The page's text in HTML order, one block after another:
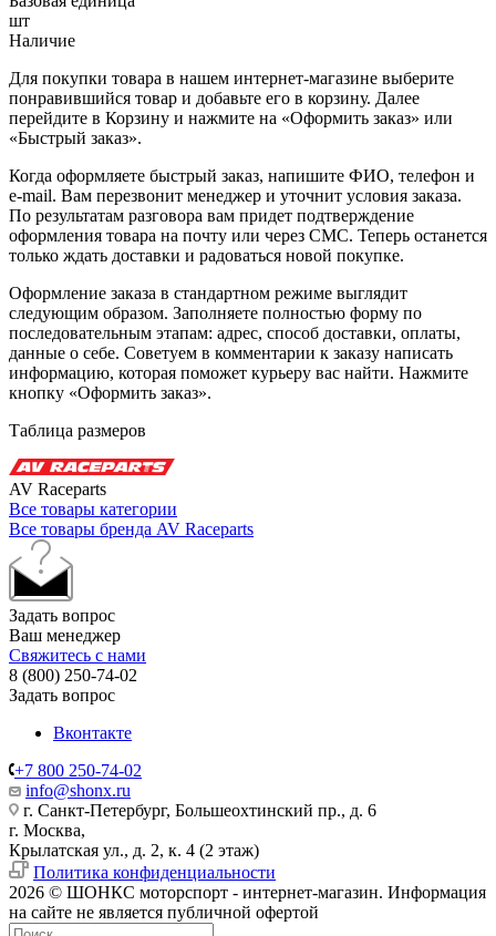
шт
Наличие
Для покупки товара в нашем интернет-магазине выберите
понравившийся товар и добавьте его в корзину. Далее
перейдите в Корзину и нажмите на «Оформить заказ» или
«Быстрый заказ».
Когда оформляете быстрый заказ, напишите ФИО, телефон и
e-mail. Вам перезвонит менеджер и уточнит условия заказа.
По результатам разговора вам придет подтверждение
оформления товара на почту или через СМС. Теперь останется
только ждать доставки и радоваться новой покупке.
Оформление заказа в стандартном режиме выглядит
следующим образом. Заполняете полностью форму по
последовательным этапам: адрес, способ доставки, оплаты,
данные о себе. Советуем в комментарии к заказу написать
информацию, которая поможет курьеру вас найти. Нажмите
кнопку «Оформить заказ».
Таблица размеров
AV Raceparts
Все товары категории
Все товары бренда AV Raceparts
Задать вопрос
Ваш менеджер
Свяжитесь с нами
8 (800) 250-74-02
Задать вопрос
Вконтакте
+7 800 250-74-02
info@shonx.ru
г. Санкт-Петербург, Большеохтинский пр., д. 6
г. Москва,
Крылатская ул., д. 2, к. 4 (2 этаж)
Политика конфиденциальности
2026 © ШОНКС моторспорт - интернет-магазин. Информация
на сайте не является публичной офертой